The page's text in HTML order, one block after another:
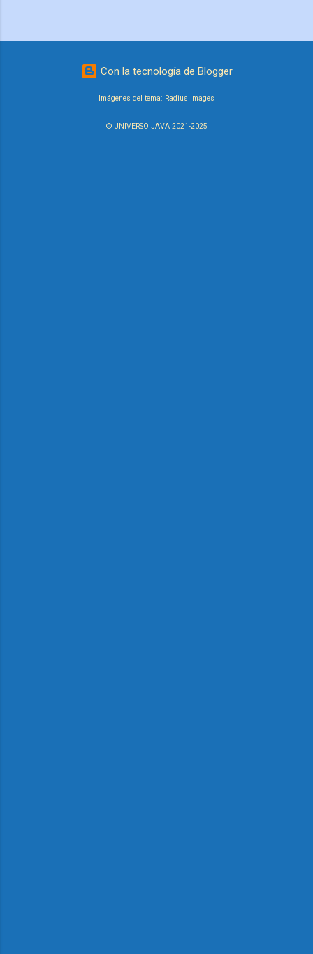
Con la tecnología de Blogger
Imágenes del tema: Radius Images
© UNIVERSO JAVA 2021-2025